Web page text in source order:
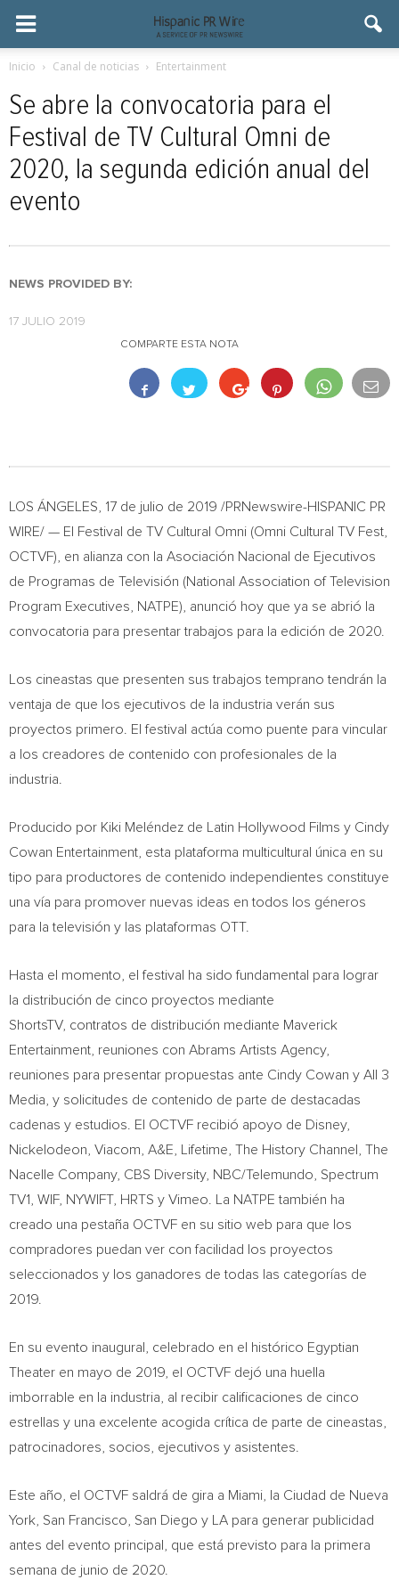
Inicio Canal de noticias Entertainment
Se abre la convocatoria para el
Festival de TV Cultural Omni de
2020, la segunda edición anual del
evento
NEWS PROVIDED BY:
17 JULIO 2019
COMPARTE ESTA NOTA
LOS ÁNGELES, 17 de julio de 2019 /PRNewswire-HISPANIC PR
WIRE/ — El Festival de TV Cultural Omni (Omni Cultural TV Fest,
OCTVF), en alianza con la Asociación Nacional de Ejecutivos
de Programas de Televisión (National Association of Television
Program Executives, NATPE), anunció hoy que ya se abrió la
convocatoria para presentar trabajos para la edición de 2020.
Los cineastas que presenten sus trabajos temprano tendrán la
ventaja de que los ejecutivos de la industria verán sus
proyectos primero. El festival actúa como puente para vincular
a los creadores de contenido con profesionales de la
industria.
Producido por Kiki Meléndez de Latin Hollywood Films y Cindy
Cowan Entertainment, esta plataforma multicultural única en su
tipo para productores de contenido independientes constituye
una vía para promover nuevas ideas en todos los géneros
para la televisión y las plataformas OTT.
Hasta el momento, el festival ha sido fundamental para lograr
la distribución de cinco proyectos mediante
ShortsTV, contratos de distribución mediante Maverick
Entertainment, reuniones con Abrams Artists Agency,
reuniones para presentar propuestas ante Cindy Cowan y All 3
Media, y solicitudes de contenido de parte de destacadas
cadenas y estudios. El OCTVF recibió apoyo de Disney,
Nickelodeon, Viacom, A&E, Lifetime, The History Channel, The
Nacelle Company, CBS Diversity, NBC/Telemundo, Spectrum
TV1, WIF, NYWIFT, HRTS y Vimeo. La NATPE también ha
creado una pestaña OCTVF en su sitio web para que los
compradores puedan ver con facilidad los proyectos
seleccionados y los ganadores de todas las categorías de
2019.
En su evento inaugural, celebrado en el histórico Egyptian
Theater en mayo de 2019, el OCTVF dejó una huella
imborrable en la industria, al recibir calificaciones de cinco
estrellas y una excelente acogida crítica de parte de cineastas,
patrocinadores, socios, ejecutivos y asistentes.
Este año, el OCTVF saldrá de gira a Miami , la Ciudad de Nueva
York San Francisco San Diego y LA para generar publicidad
antes del evento principal, que está previsto para la primera
semana de junio de 2020.